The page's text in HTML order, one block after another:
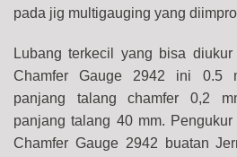
pada jig multigauging yang
Lubang terkecil yang bisa
Chamfer Gauge 2942 ini 0.5
panjang talang chamfer 0,2
panjang talang 40 mm.
Chamfer Gauge 2942 buatan